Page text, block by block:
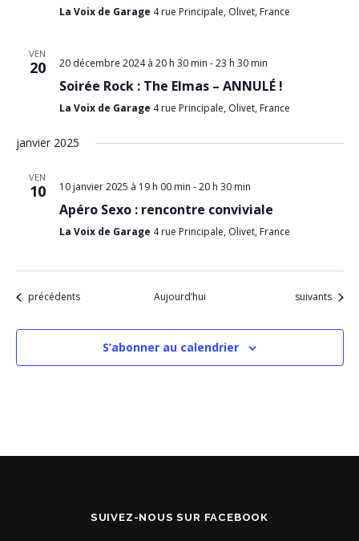
La Voix de Garage 4 rue Principale, Olivet, France
VEN
20 20 décembre 2024 à 20 h 30 min -23 h 30 min
Soirée Rock : The Elmas – ANNULÉ !
La Voix de Garage 4 rue Principale, Olivet, France
janvier 2025
VEN
10 10 janvier 2025 à 19 h 00 min -20 h 30 min
Apéro Sexo : rencontre conviviale
La Voix de Garage 4 rue Principale, Olivet, France
Évènements
précédents Aujourd’hui Évènements
suivants
S’abonner au calendrier
SUIVEZ-NOUS SUR FACEBOOK